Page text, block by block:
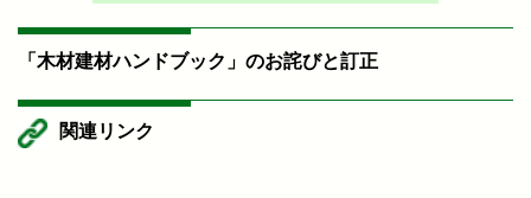
「木材建材ハンドブック」のお詫びと訂正
関連リンク